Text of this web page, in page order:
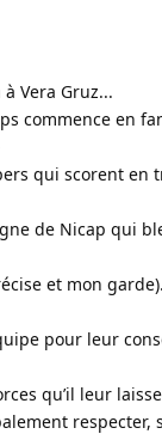
Vera Gruz...
commence en
qui scorent
de Nicap qui
et mon
pour leur
qu’il leur